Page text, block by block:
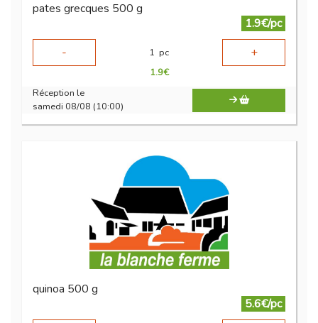
pates grecques 500 g
1.9€/pc
-
1 pc +
1.9€
Réception le
samedi 08/08 (10:00)
quinoa 500 g
5.6€/pc